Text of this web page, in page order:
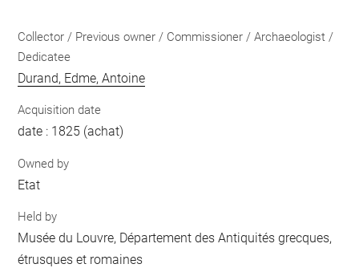
Collector / Previous owner / Commissioner / Archaeologist /
Dedicatee
Durand, Edme, Antoine
Acquisition date
date : 1825 (achat)
Owned by
Etat
Held by
Musée du Louvre, Département des Antiquités grecques,
étrusques et romaines